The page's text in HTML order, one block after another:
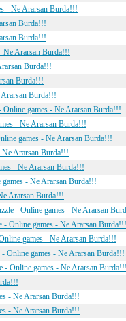
- Ne Ararsan Burda!!!
Burda!!!
Burda!!!
Ne Ararsan Burda!!!
Burda!!!
Burda!!!
Burda!!!
games - Ne Ararsan Burda!!!
- Ne Ararsan Burda!!!
games - Ne Ararsan Burda!!!
Ararsan Burda!!!
- Ne Ararsan Burda!!!
- Ne Ararsan Burda!!!
Ararsan Burda!!!
- Online games - Ne Ararsan
- Online games - Ne Ararsan Burda!!!
games - Ne Ararsan Burda!!!
Online games - Ne Ararsan Burda!!!
- Online games - Ne Ararsan
- Ne Ararsan Burda!!!
- Ne Ararsan Burda!!!